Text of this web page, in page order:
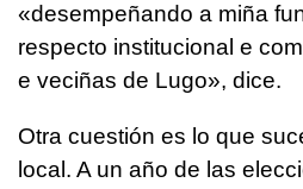
«desempeñando a miña
respecto institucional e
e veciñas de Lugo», dice.
Otra cuestión es lo que
local. A un año de las